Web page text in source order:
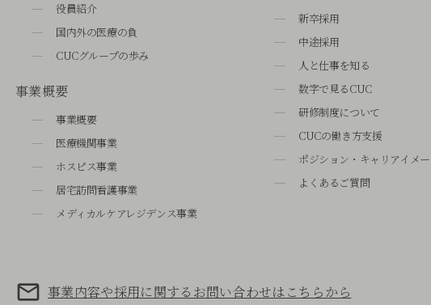
役員紹介
国内外の医療の負
CUCグループの歩み
事業概要
事業概要
医療機関事業
ホスピス事業
居宅訪問看護事業
メディカルケアレジデンス事業
新卒採用
中途採用
人と仕事を知る
数字で見るCUC
研修制度について
CUCの働き方支援
ポジション・キャリアイメ
よくあるご質問
事業内容や採用に関するお問い合わせはこちらから